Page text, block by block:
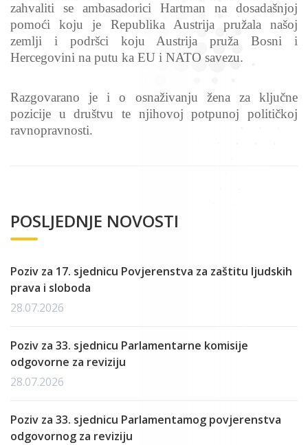
zahvaliti se ambasadorici Hartman na dosadašnjoj
pomoći koju je Republika Austrija pružala našoj
zemlji i podršci koju Austrija pruža Bosni i
Hercegovini na putu ka EU i NATO savezu.
Razgovarano je i o osnaživanju žena za ključne
pozicije u društvu te njihovoj potpunoj političkoj
ravnopravnosti.
POSLJEDNJE NOVOSTI
Poziv za 17. sjednicu Povjerenstva za zaštitu ljudskih
prava i sloboda
28.07.2026
Poziv za 33. sjednicu Parlamentarne komisije
odgovorne za reviziju
28.07.2026
Poziv za 33. sjednicu Parlamentamog povjerenstva
odgovornog za reviziju